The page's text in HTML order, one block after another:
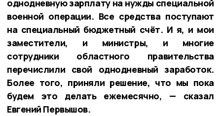
однодневную зарплату на нужды специальной
военной операции. Все средства поступают
на специальный бюджетный счёт. И я, и мои
заместители, и министры, и многие
сотрудники областного правительства
перечислили свой однодневный заработок.
Более того, приняли решение, что мы пока
будем это делать ежемесячно, — сказал
Евгений Первышов.